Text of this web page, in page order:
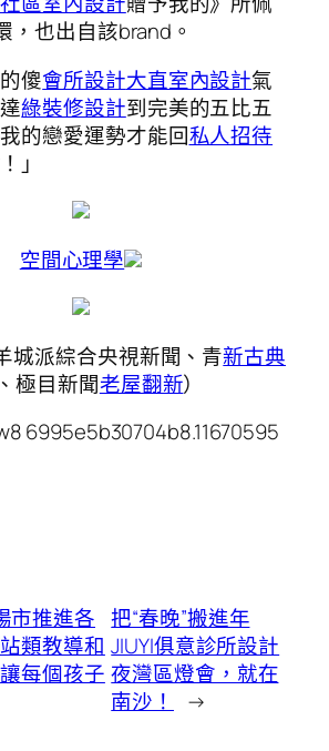
，也出自該brand。
傻會所設計大直室內設計氣
綠裝修設計到完美的五比五
的戀愛運勢才能回私人招待
」
空間心理學
城派綜合央視新聞、青新古典
極目新聞老屋翻新）
6995e5b30704b8.11670595
市推進各
類教導和
每個孩子
把“春晚”搬進年
JIUYI俱意診所設計
夜灣區燈會，就在
南沙！
→